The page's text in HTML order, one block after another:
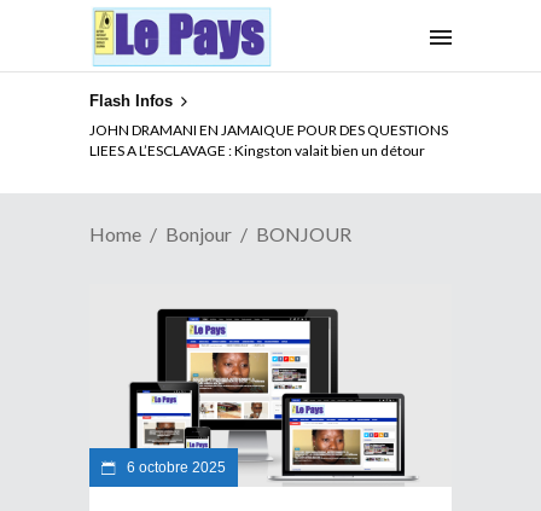
Flash Infos
JOHN DRAMANI EN JAMAIQUE POUR DES QUESTIONS
LIEES A L’ESCLAVAGE : Kingston valait bien un détour
Home Bonjour BONJOUR
6 octobre 2025